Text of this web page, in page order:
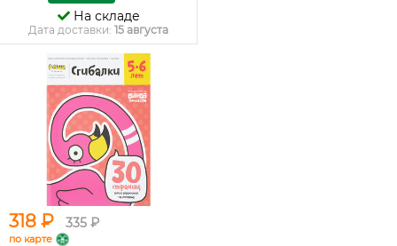
На складе
Дата доставки: 15 августа
318 ₽ 335 ₽
по карте